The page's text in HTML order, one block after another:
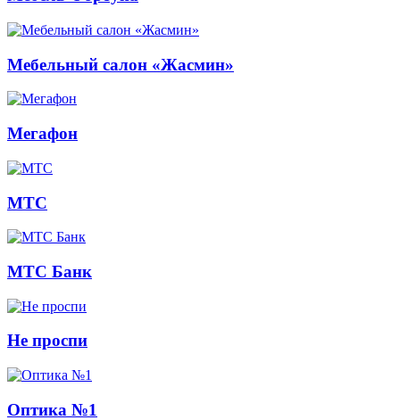
Мебельный салон «Жасмин»
Мегафон
МТС
МТС Банк
Не проспи
Оптика №1